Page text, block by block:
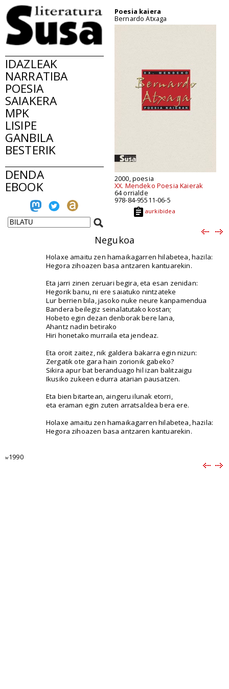
IDAZLEAK
NARRATIBA
POESIA
SAIAKERA
MPK
LISIPE
GANBILA
BESTERIK
DENDA
EBOOK
Poesia kaiera
Bernardo Atxaga
2000, poesia
XX. Mendeko Poesia Kaierak
64 orrialde
978-84-95511-06-5
aurkibidea
Negukoa
Holaxe amaitu zen hamaikagarren hilabetea, hazila:
Hegora zihoazen basa antzaren kantuarekin.
Eta jarri zinen zeruari begira, eta esan zenidan:
Hegorik banu, ni ere saiatuko nintzateke
Lur berrien bila, jasoko nuke neure kanpamendua
Bandera beilegiz seinalatutako kostan;
Hobeto egin dezan denborak bere lana,
Ahantz nadin betirako
Hiri honetako murraila eta jendeaz.
Eta oroit zaitez, nik galdera bakarra egin nizun:
Zergatik ote gara hain zorionik gabeko?
Sikira apur bat beranduago hil izan balitzaigu
Ikusiko zukeen edurra atarian pausatzen.
Eta bien bitartean, aingeru ilunak etorri,
eta eraman egin zuten arratsaldea bera ere.
Holaxe amaitu zen hamaikagarren hilabetea, hazila:
Hegora zihoazen basa antzaren kantuarekin.
w1990